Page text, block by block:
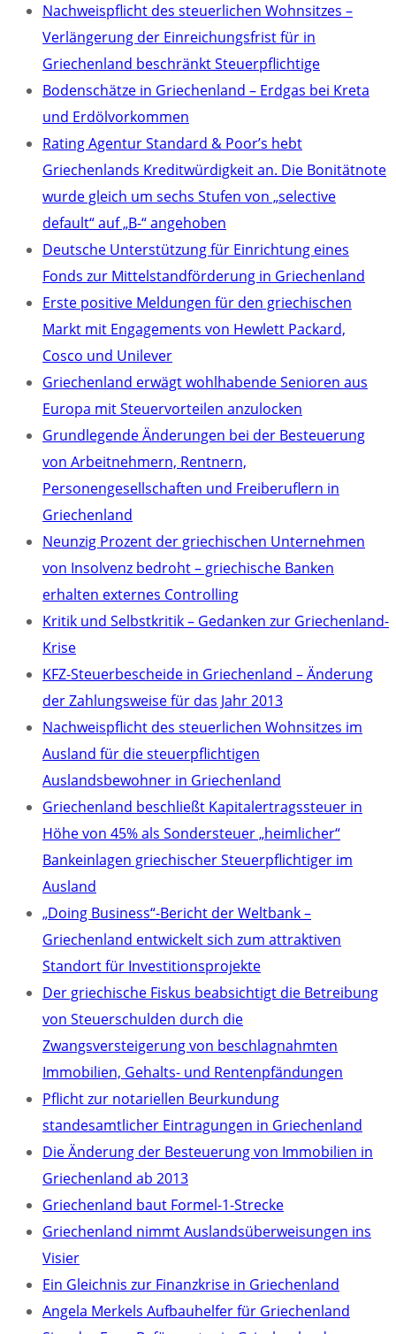
Nachweispflicht des steuerlichen Wohnsitzes –
Verlängerung der Einreichungsfrist für in
Griechenland beschränkt Steuerpflichtige
Bodenschätze in Griechenland – Erdgas bei Kreta
und Erdölvorkommen
Rating Agentur Standard & Poor’s hebt
Griechenlands Kreditwürdigkeit an. Die Bonitätnote
wurde gleich um sechs Stufen von „selective
default“ auf „B-“ angehoben
Deutsche Unterstützung für Einrichtung eines
Fonds zur Mittelstandförderung in Griechenland
Erste positive Meldungen für den griechischen
Markt mit Engagements von Hewlett Packard,
Cosco und Unilever
Griechenland erwägt wohlhabende Senioren aus
Europa mit Steuervorteilen anzulocken
Grundlegende Änderungen bei der Besteuerung
von Arbeitnehmern, Rentnern,
Personengesellschaften und Freiberuflern in
Griechenland
Neunzig Prozent der griechischen Unternehmen
von Insolvenz bedroht – griechische Banken
erhalten externes Controlling
Kritik und Selbstkritik – Gedanken zur Griechenland-
Krise
KFZ-Steuerbescheide in Griechenland – Änderung
der Zahlungsweise für das Jahr 2013
Nachweispflicht des steuerlichen Wohnsitzes im
Ausland für die steuerpflichtigen
Auslandsbewohner in Griechenland
Griechenland beschließt Kapitalertragssteuer in
Höhe von 45% als Sondersteuer „heimlicher“
Bankeinlagen griechischer Steuerpflichtiger im
Ausland
„Doing Business“-Bericht der Weltbank –
Griechenland entwickelt sich zum attraktiven
Standort für Investitionsprojekte
Der griechische Fiskus beabsichtigt die Betreibung
von Steuerschulden durch die
Zwangsversteigerung von beschlagnahmten
Immobilien, Gehalts- und Rentenpfändungen
Pflicht zur notariellen Beurkundung
standesamtlicher Eintragungen in Griechenland
Die Änderung der Besteuerung von Immobilien in
Griechenland ab 2013
Griechenland baut Formel-1-Strecke
Griechenland nimmt Auslandsüberweisungen ins
Visier
Ein Gleichnis zur Finanzkrise in Griechenland
Angela Merkels Aufbauhelfer für Griechenland